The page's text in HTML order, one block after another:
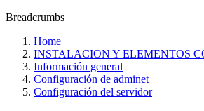
Breadcrumbs
Home
INSTALACION Y ELEMENTOS
Información general
Configuración de adminet
Configuración del servidor